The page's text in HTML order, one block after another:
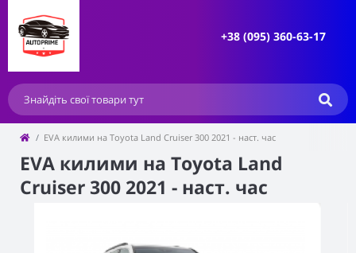
+38 (095) 360-63-17
EVA килими на Toyota Land Cruiser 300 2021 - наст. час
EVA килими на Toyota Land
Cruiser 300 2021 - наст. час